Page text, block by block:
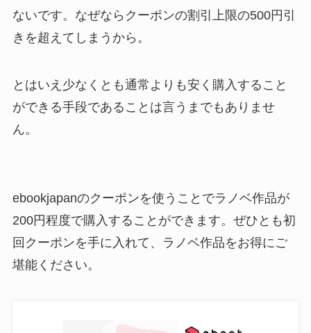
ないです。なぜならクーポンの割引上限の500円引
きを超えてしまうから。
とはいえ少なくとも通常よりも安く購入すること
ができる手段であることは言うまでもありませ
ん。
ebookjapanのクーポンを使うことでラノベ作品が
200円程度で購入することができます。ぜひとも初
回クーポンを手に入れて、ラノベ作品をお得にご
堪能ください。